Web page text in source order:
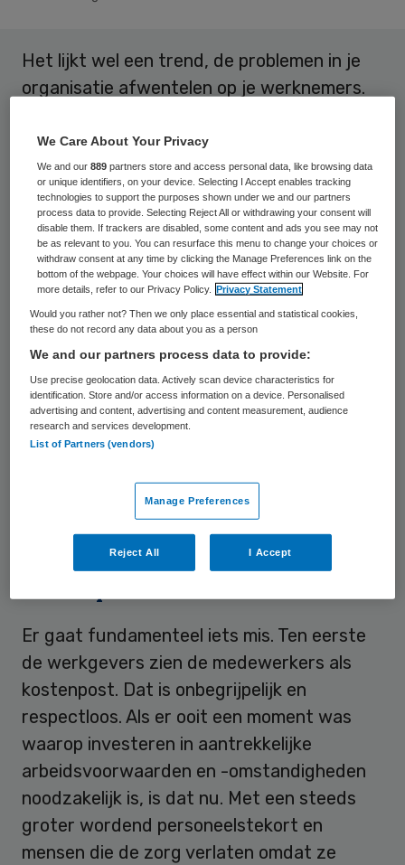
Het lijkt wel een trend, de problemen in je
organisatie afwentelen op je werknemers.
detailhandel en nu ook in de ouderen- en
thuiszorg (vvt).
Tijdens het cao-overleg van vorige week
boden de werkgevers zo weinig loonruimte
dat een marktconforme loonsverhoging
volstrekt onmogelijk is. En nog erger, ze
kwamen met zoveel verschillende
kostenposten op de proppen dat er nog
ruimte ‘overbleef’ voor een loonsverhoging
van -13 procent. Dus eigenlijk zouden
medewerkers loon moeten inleveren. Voor
de FNV, maar ook andere vakbonden, reden
om het overleg op te schorten. Vrijwel een
unicum in deze sector.
Er gaat fundamenteel iets mis. Ten eerste
de werkgevers zien de medewerkers als
kostenpost. Dat is onbegrijpelijk en
respectloos. Als er ooit een moment was
waarop investeren in aantrekkelijke
arbeidsvoorwaarden en -omstandigheden
noodzakelijk is, is dat nu. Met een steeds
groter wordend personeelstekort en
mensen die de zorg verlaten omdat ze
We Care About Your Privacy
We and our889 partners store and access personal data, like browsing data
or unique identifiers, on your device. Selecting I Accept enables tracking
technologies to support the purposes shown under we and our partners
process data to provide. Selecting Reject All or withdrawing your consent will
disable them. If trackers are disabled, some content and ads you see may not
be as relevant to you. You can resurface this menu to change your choices or
withdraw consent at any time by clicking the Manage Preferences link on the
bottom of the webpage. Your choices will have effect within our Website. For
more details, refer to our Privacy Policy.
Privacy Statement
Would you rather not? Then we only place essential and statistical cookies,
these do not record any data about you as a person
We and our partners process data to provide:
Use precise geolocation data. Actively scan device characteristics for
identification. Store and/or access information on a device. Personalised
advertising and content, advertising and content measurement, audience
research and services development.
List of Partners (vendors)
Manage Preferences
Reject All I Accept